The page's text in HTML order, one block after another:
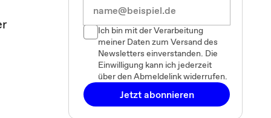
Ich bin mit der Verarbeitung
meiner Daten zum Versand des
Newsletters einverstanden. Die
Einwilligung kann ich jederzeit
über den Abmeldelink widerrufen.
Jetzt abonnieren